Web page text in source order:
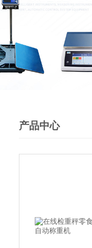
产品中心